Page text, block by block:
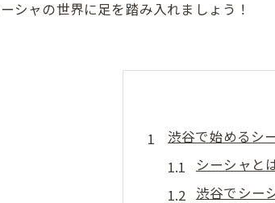
シャの世界に足を踏み入れましょう！
渋谷で始めるシ
シーシャと
渋谷でシー